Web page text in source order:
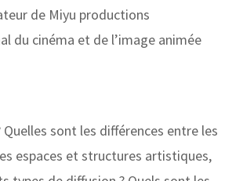
de Miyu productions
du cinéma et de l’image animée
sont les différences entre les
espaces et structures artistiques,